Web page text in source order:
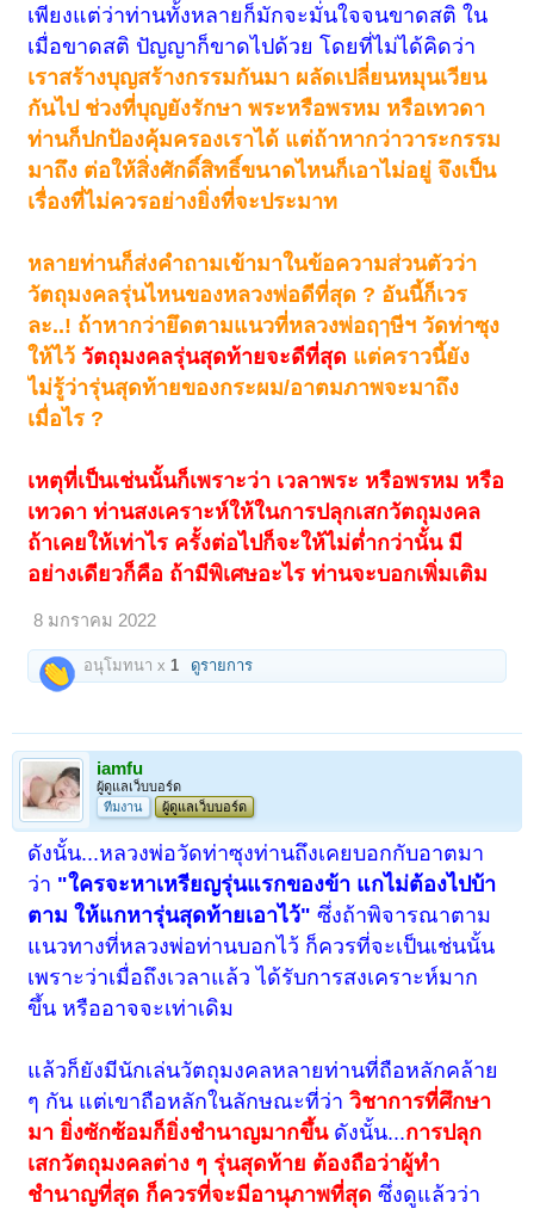
เพียงแต่ว่าท่านทั้งหลายก็มักจะมั่นใจจนขาดสติ ใน
เมื่อขาดสติ ปัญญาก็ขาดไปด้วย โดยที่ไม่ได้คิดว่า
เราสร้างบุญสร้างกรรมกันมา ผลัดเปลี่ยนหมุนเวียน
กันไป ช่วงที่บุญยังรักษา พระหรือพรหม หรือเทวดา
ท่านก็ปกป้องคุ้มครองเราได้ แต่ถ้าหากว่าวาระกรรม
มาถึง ต่อให้สิ่งศักดิ์สิทธิ์ขนาดไหนก็เอาไม่อยู่ จึงเป็น
เรื่องที่ไม่ควรอย่างยิ่งที่จะประมาท
หลายท่านก็ส่งคำถามเข้ามาในข้อความส่วนตัวว่า
วัตถุมงคลรุ่นไหนของหลวงพ่อดีที่สุด ? อันนี้ก็เวร
ละ..! ถ้าหากว่ายึดตามแนวที่หลวงพ่อฤๅษีฯ วัดท่าซุง
ให้ไว้วัตถุมงคลรุ่นสุดท้ายจะดีที่สุด แต่คราวนี้ยัง
ไม่รู้ว่ารุ่นสุดท้ายของกระผม/อาตมภาพจะมาถึง
เมื่อไร ?
เหตุที่เป็นเช่นนั้นก็เพราะว่า เวลาพระ หรือพรหม หรือ
เทวดา ท่านสงเคราะห์ให้ในการปลุกเสกวัตถุมงคล
ถ้าเคยให้เท่าไร ครั้งต่อไปก็จะให้ไม่ต่ำกว่านั้น มี
อย่างเดียวก็คือ ถ้ามีพิเศษอะไร ท่านจะบอกเพิ่มเติม
8 มกราคม 2022
อนุโมทนา x1 ดูรายการ
iamfu
ผู้ดูแลเว็บบอร์ด
ทีมงาน
ผู้ดูแลเว็บบอร์ด
ดังนั้น...หลวงพ่อวัดท่าซุงท่านถึงเคยบอกกับอาตมา
ว่า "ใครจะหาเหรียญรุ่นแรกของข้า แกไม่ต้องไปบ้า
ตาม ให้แกหารุ่นสุดท้ายเอาไว้"ซึ่งถ้าพิจารณาตาม
แนวทางที่หลวงพ่อท่านบอกไว้ ก็ควรที่จะเป็นเช่นนั้น
เพราะว่าเมื่อถึงเวลาแล้ว ได้รับการสงเคราะห์มาก
ขึ้น หรืออาจจะเท่าเดิม
แล้วก็ยังมีนักเล่นวัตถุมงคลหลายท่านที่ถือหลักคล้าย
ๆ กัน แต่เขาถือหลักในลักษณะที่ว่าวิชาการที่ศึกษา
มา ยิ่งซักซ้อมก็ยิ่งชำนาญมากขึ้นดังนั้น...การปลุก
เสกวัตถุมงคลต่าง ๆ รุ่นสุดท้าย ต้องถือว่าผู้ทำ
ชำนาญที่สุด ก็ควรที่จะมีอานุภาพที่สุด ซึ่งดูแล้วว่า